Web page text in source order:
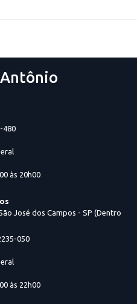
480
às 20h00
José dos Campos - SP (Dentro
050
às 22h00